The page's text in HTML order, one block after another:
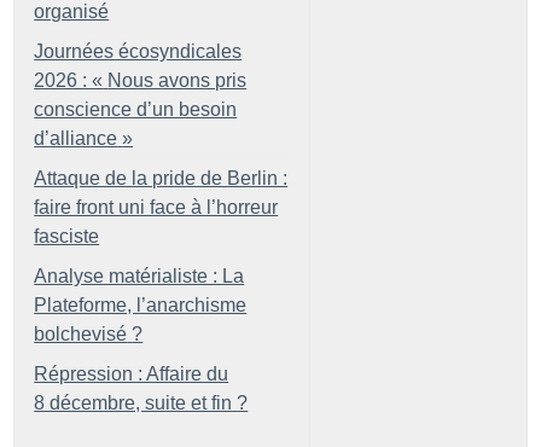
organisé
Journées écosyndicales
2026 : « Nous avons pris
conscience d’un besoin
d’alliance »
Attaque de la pride de Berlin :
faire front uni face à l’horreur
fasciste
Analyse matérialiste : La
Plateforme, l’anarchisme
bolchevisé ?
Répression : Affaire du
8 décembre, suite et fin ?